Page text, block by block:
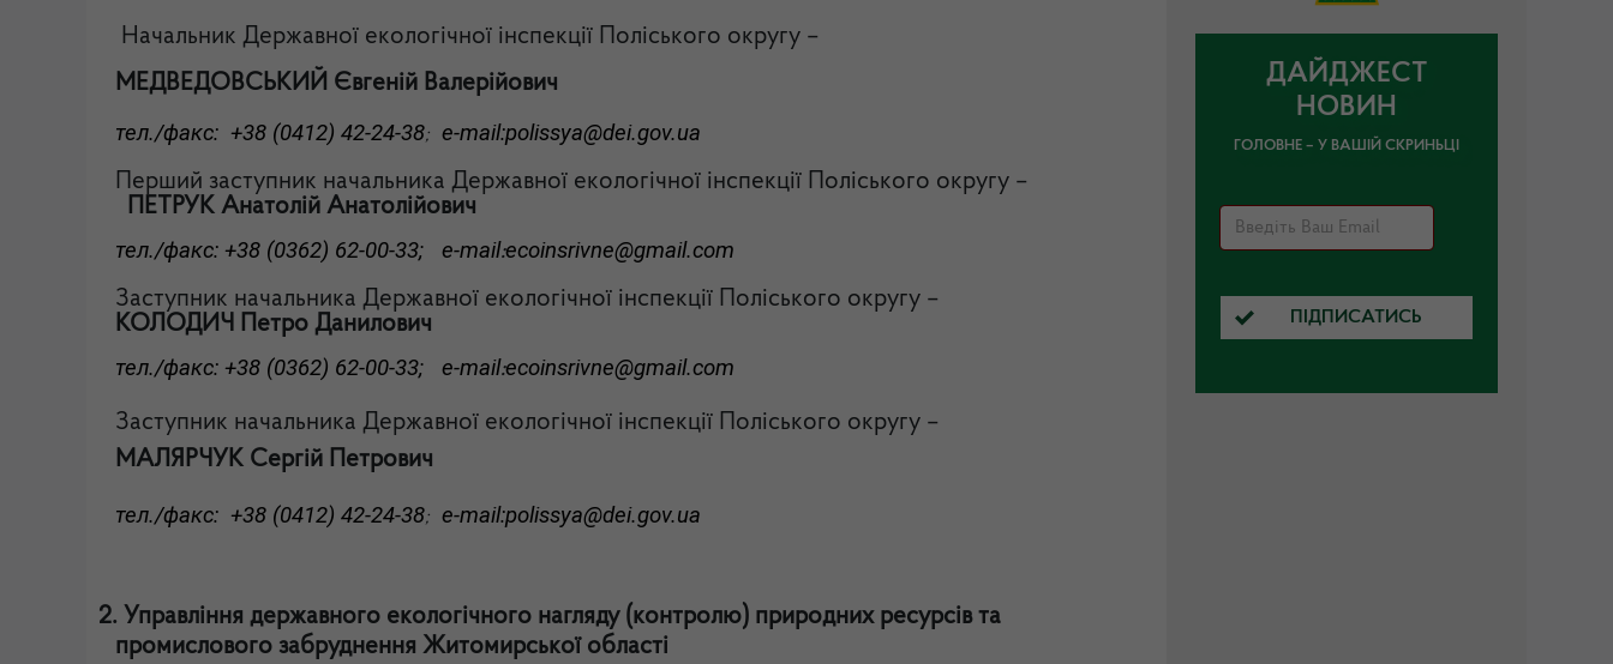
Начальник Державної екологічної інспекції Поліського округу –
МЕДВЕДОВСЬКИЙ Євгеній Валерійович
тел./факс: +38 (0412) 42-24-38; e-mail:polissya@dei.gov.ua
Перший заступник начальника Державної екологічної інспекції Поліського округу –
ПЕТРУК Анатолій Анатолійович
тел./факс: +38 (0362) 62-00-33; e-mail:ecoinsrivne@gmail.com
Заступник начальника Державної екологічної інспекції Поліського округу –
КОЛОДИЧ Петро Данилович
тел./факс: +38 (0362) 62-00-33; e-mail:ecoinsrivne@gmail.com
Заступник начальника Державної екологічної інспекції Поліського округу –
МАЛЯРЧУК Сергій Петрович
тел./факс: +38 (0412) 42-24-38; e-mail:polissya@dei.gov.ua
2. Управління державного екологічного нагляду (контролю) природних ресурсів та
промислового забруднення Житомирської області
ДАЙДЖЕСТ
НОВИН
ГОЛОВНЕ – У ВАШІЙ СКРИНЬЦІ
ПІДПИСАТИСЬ